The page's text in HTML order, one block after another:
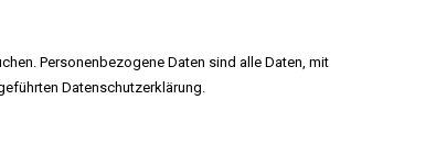
Personenbezogene Daten sind alle Daten, mit
Datenschutzerklärung.